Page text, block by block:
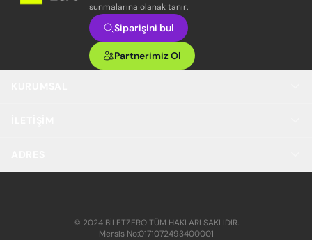
sunmalarına olanak tanır.
Siparişini bul
Partnerimiz Ol
© 2024 BİLETZERO TÜM HAKLARI SAKLIDIR.
Mersis No:0171072493400001